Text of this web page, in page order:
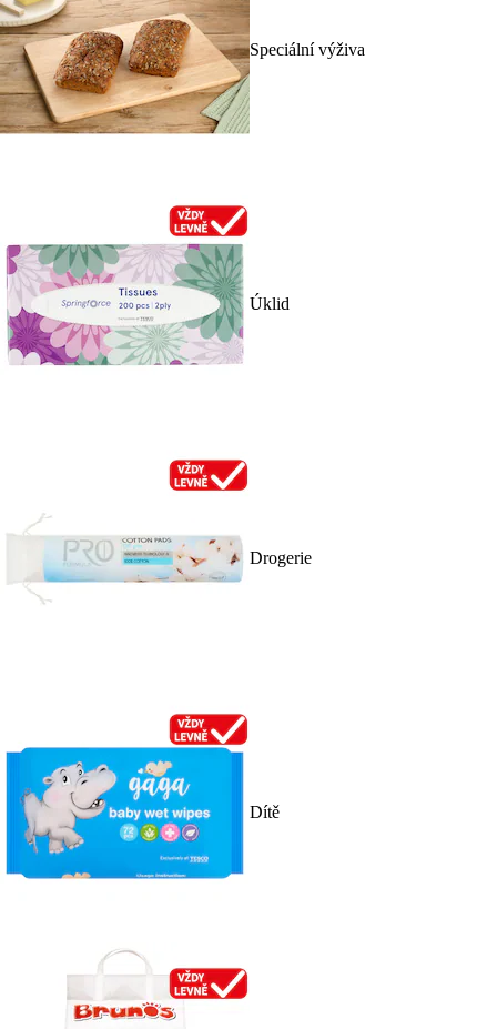
Speciální výživa
Úklid
Drogerie
Dítě